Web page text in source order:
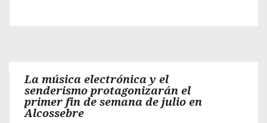
La música electrónica y el
senderismo protagonizarán el
primer fin de semana de julio en
Alcossebre